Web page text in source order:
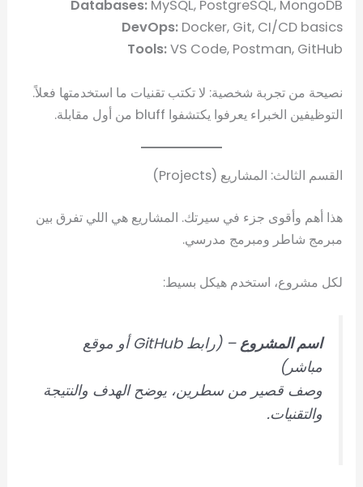
Databases:MySQL, PostgreSQL, MongoDB
DevOps:Docker, Git, CI/CD basics
Tools:VS Code, Postman, GitHub
نصيحة من تجربة شخصية: لا تكتب تقنيات ما استخدمتها فعلاً.
التوظيفين الخبراء يعرفوا يكتشفوا bluff من أول مقابلة.
القسم الثالث: المشاريع (Projects)
هذا أهم وأقوى جزء في سيرتك. المشاريع هي اللي تفرق بين
مبرمج شاطر ومبرمج مدرسي.
لكل مشروع، استخدم هيكل بسيط:
اسم المشروع
– (رابط GitHub أو موقع
مباشر)
وصف قصير من سطرين، يوضح الهدف والنتيجة
والتقنيات.